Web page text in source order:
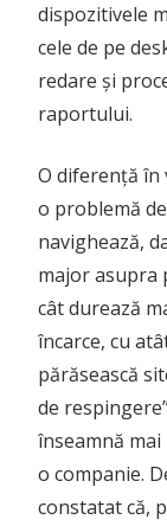
dispozitivele
cele de pe
redare și
raportului.
O diferență în
o problemă
navighează,
major asupra
cât durează
încarce, cu
părăsească
de
înseamnă
o companie.
constatat că,